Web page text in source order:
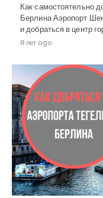
Как самостоятельно
Берлина Аэропорт
и добраться в центр
8 лет ago